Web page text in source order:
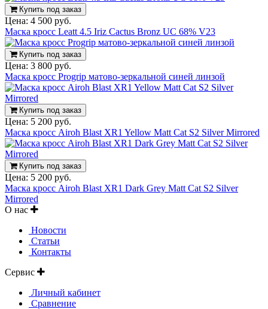
Купить под заказ
Цена: 4 500 руб.
Маска кросс Leatt 4.5 Iriz Cactus Bronz UC 68% V23
Купить под заказ
Цена: 3 800 руб.
Маска кросс Progrip матово-зеркальной синей линзой
Купить под заказ
Цена: 5 200 руб.
Маска кросс Airoh Blast XR1 Yellow Matt Cat S2 Silver Mirrored
Купить под заказ
Цена: 5 200 руб.
Маска кросс Airoh Blast XR1 Dark Grey Matt Cat S2 Silver
Mirrored
О нас
Новости
Статьи
Контакты
Сервис
Личный кабинет
Сравнение